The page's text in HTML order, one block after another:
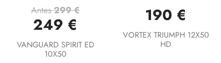
Antes299 €
249 €
VANGUARD SPIRIT ED
10X50
190 €
VORTEX TRIUMPH 12X50
HD